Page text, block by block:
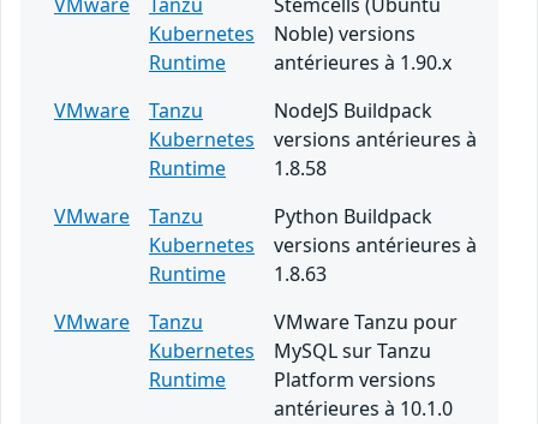
Kubernetes
Runtime
Noble) versions
antérieures à 1.90.x
VMware
Tanzu
Kubernetes
Runtime
NodeJS Buildpack
versions antérieures à
1.8.58
VMware
Tanzu
Kubernetes
Runtime
Python Buildpack
versions antérieures à
1.8.63
VMware
Tanzu
Kubernetes
Runtime
VMware Tanzu pour
MySQL sur Tanzu
Platform versions
antérieures à 10.1.0